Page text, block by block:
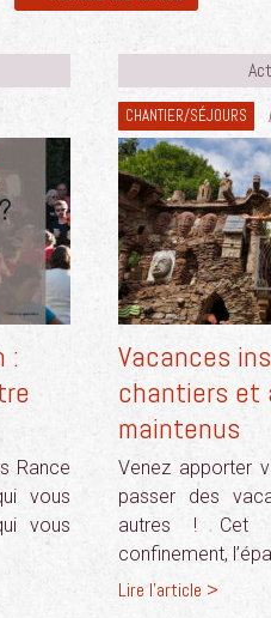
:
Rance
vous
vous
CHANTIER/SÉJOURS
Vacances
chantiers et
maintenus
Venez apporter
passer des
autres ! Cet
confinement,
Lire l'article >